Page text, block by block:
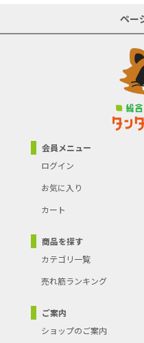
生
ペー
会員メニュー
ログイン
お気に入り
カート
商品を探す
カテゴリ一覧
売れ筋ランキング
ご案内
ショップのご案内